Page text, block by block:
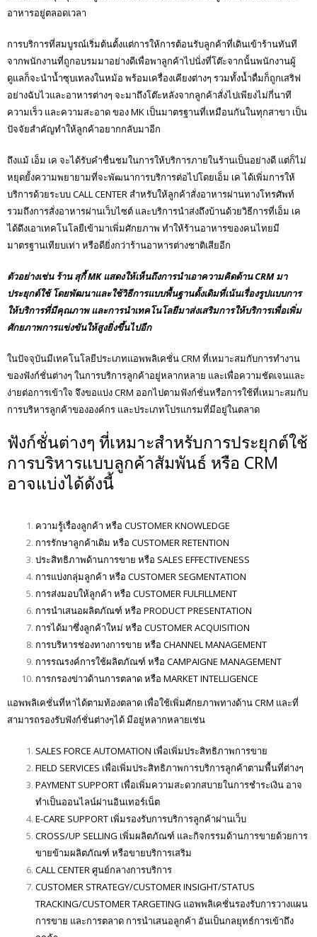
อาหารอยู่ตลอดเวลา
การบริการที่สมบูรณ์เริ่มต้นตั้งแต่การให้การต้อนรับลูกค้าที่เดินเข้าร้านทันที
จากพนักงานที่ถูกอบรมมาอย่างดีเพื่อพาลูกค้าไปนั่งที่โต๊ะจากนั้นพนักงานผู้
ดูแลก็จะนำน้ำซุบเทลงในหม้อ พร้อมเครื่องเคียงต่างๆ รวมทั้งน้ำดื่มก็ถูกเสริฟ
อย่างฉับไวและอาหารต่างๆ จะมาถึงโต๊ะหลังจากลูกค้าสั่งไปเพียงไม่กี่นาที
ความเร็ว และความสะอาด ของ MK เป็นมาตรฐานที่เหมือนกันในทุกสาขา เป็น
ปัจจัยสำคัญทำให้ลูกค้าอยากกลับมาอีก
ถึงแม้ เอ็ม เค จะได้รับคำชื่นชมในการให้บริการภายในร้านเป็นอย่างดี แต่ก็ไม่
หยุดยั้งความพยายามที่จะพัฒนาการบริการต่อไปโดยเอ็ม เค ได้เพิ่มการให้
บริการด้วยระบบ CALL CENTER สำหรับให้ลูกค้าสั่งอาหารผ่านทางโทรศัพท์
รวมถึงการสั่งอาหารผ่านเว็บไซต์ และบริการนำส่งถึงบ้านด้วยวิธีการที่เอ็ม เค
ได้ดึงเอาเทคโนโลยีเข้ามาเพิ่มศักยภาพ ทำให้ร้านอาหารของคนไทยมี
มาตรฐานเทียบเท่า หรือดียิ่งกว่าร้านอาหารต่างชาติเสียอีก
ตัวอย่างเช่น ร้าน สุกี้ MK แสดงให้เห็นถึงการนำเอาความคิดด้าน CRM มา
ประยุกต์ใช้ โดยพัฒนาและใช้วิธีการแบบพื้นฐานดั้งเดิมที่เน้นเรื่องรูปแบบการ
ให้บริการที่มีคุณภาพ และการนำเทคโนโลยีมาส่งเสริมการให้บริการเพื่อเพิ่ม
ศักยภาพการแข่งขันให้สูงยิ่งขึ้นไปอีก
ในปัจจุบันมีเทคโนโลยีประเภทแอพพลิเคชั่น CRM ที่เหมาะสมกับการทำงาน
ของฟังก์ชั่นต่างๆ ในการบริการลูกค้าอยู่หลากหลาย และเพื่อความชัดเจนและ
ง่ายต่อการเข้าใจ จึงขอแบ่ง CRM ออกไปตามฟังก์ชั่นหรือการใช้ที่เหมาะสมกับ
การบริหารลูกค้าขององค์กร และประเภทโปรแกรมที่มีอยู่ในตลาด
ฟังก์ชั่นต่างๆ ที่เหมาะสำหรับการประยุกต์ใช้
การบริหารแบบลูกค้าสัมพันธ์ หรือ CRM
อาจแบ่งได้ดังนี้
ความรู้เรื่องลูกค้า หรือ CUSTOMER KNOWLEDGE
การรักษาลูกค้าเดิม หรือ CUSTOMER RETENTION
ประสิทธิภาพด้านการขาย หรือ SALES EFFECTIVENESS
การแบ่งกลุ่มลูกค้า หรือ CUSTOMER SEGMENTATION
การส่งมอบให้ลูกค้า หรือ CUSTOMER FULFILLMENT
การนำเสนอผลิตภัณฑ์ หรือ PRODUCT PRESENTATION
การได้มาซึ่งลูกค้าใหม่ หรือ CUSTOMER ACQUISITION
การบริหารช่องทางการขาย หรือ CHANNEL MANAGEMENT
การรณรงค์การใช้ผลิตภัณฑ์ หรือ CAMPAIGNE MANAGEMENT
การกรองข่าวด้านการตลาด หรือ MARKET INTELLIGENCE
แอพพลิเคชั่นที่หาได้ตามท้องตลาด เพื่อใช้เพิ่มศักยภาพทางด้าน CRM และที่
สามารถรองรับฟังก์ชั่นต่างๆได้ มีอยู่หลากหลายเช่น
SALES FORCE AUTOMATION เพื่อเพิ่มประสิทธิภาพการขาย
FIELD SERVICES เพื่อเพิ่มประสิทธิภาพการบริการลูกค้าตามพื้นที่ต่างๆ
PAYMENT SUPPORT เพื่อเพิ่มความสะดวกสบายในการชำระเงิน อาจ
ทำเป็นออนไลน์ผ่านอินเทอร์เน็ต
E-CARE SUPPORT เพิ่มรองรับการบริการลูกค้าผ่านเว็บ
CROSS/UP SELLING เพิ่มผลิตภัณฑ์ และกิจกรรมด้านการขายด้วยการ
ขายข้ามผลิตภัณฑ์ หรือขายบริการเสริม
CALL CENTER ศูนย์กลางการบริการ
CUSTOMER STRATEGY/CUSTOMER INSIGHT/STATUS
TRACKING/CUSTOMER TARGETING แอพพลิเคชั่นรองรับการวางแผน
การขาย และการตลาด การนำเสนอลูกค้า อันเป็นกลยุทธ์การเข้าถึง